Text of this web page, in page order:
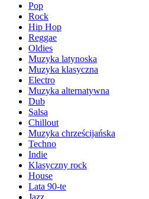
Pop
Rock
Hip Hop
Reggae
Oldies
Muzyka latynoska
Muzyka klasyczna
Electro
Muzyka alternatywna
Dub
Salsa
Chillout
Muzyka chrześcijańska
Techno
Indie
Klasyczny rock
House
Lata 90-te